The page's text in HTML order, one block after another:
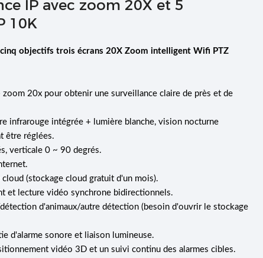
IP avec zoom 20X et 5
10K
objectifs trois écrans 20X Zoom intelligent Wifi PTZ
20x pour obtenir une surveillance claire de près et de
infrarouge intégrée + lumière blanche, vision nocturne
être réglées.
verticale 0 ~ 90 degrés.
(stockage cloud gratuit d'un mois).
et lecture vidéo synchrone bidirectionnels.
d'animaux/autre détection (besoin d'ouvrir le stockage
d'alarme sonore et liaison lumineuse.
vidéo 3D et un suivi continu des alarmes cibles.